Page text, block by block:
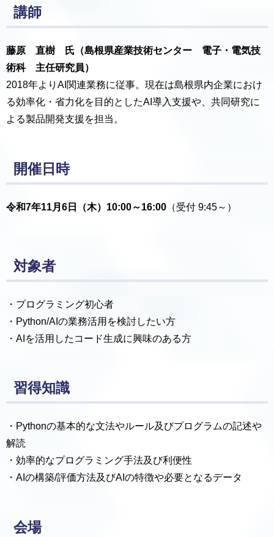
講師
藤原 直樹 氏 （島根県産業技術センター 電子・電気技
術科 主任研究員）
2018年よりAI関連業務に従事。現在は島根県内企業におけ
る効率化・省力化を目的としたAI導入支援や、共同研究に
よる製品開発支援を担当。
開催日時
令和7年11月6日（木）10:00～16:00 （受付 9:45～）
対象者
・プログラミング初心者
・Python/AIの業務活用を検討したい方
・AIを活用したコード生成に興味のある方
習得知識
・Pythonの基本的な文法やルール及びプログラムの記述や
解読
・効率的なプログラミング手法及び利便性
・AIの構築/評価方法及びAIの特徴や必要となるデータ
会場